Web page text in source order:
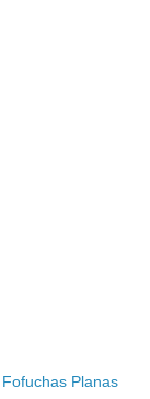
Planas